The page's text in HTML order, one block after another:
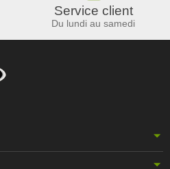
Service client
Du lundi au samedi